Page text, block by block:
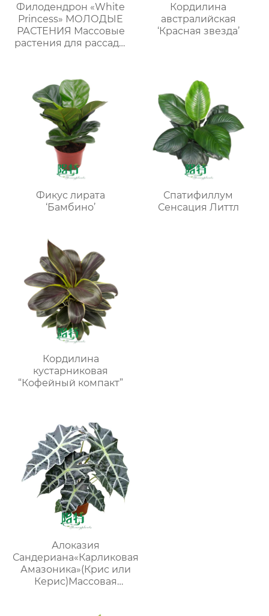
Филодендрон «White
Princess» МОЛОДЫЕ
РАСТЕНИЯ Массовые
растения для рассады
Кордилина
австралийская
‘Красная звезда’
Фикус лирата
‘Бамбино’
Спатифиллум
Сенсация Литтл
Кордилина
кустарниковая
“Кофейный компакт”
Алоказия
Сандериана«Карликовая
Амазоника»(Крис или
Керис)Массовая